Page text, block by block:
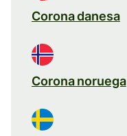
Corona danesa
Corona noruega